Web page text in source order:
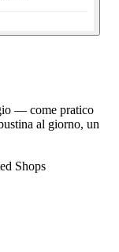
— come pratico
al giorno, un
Shops